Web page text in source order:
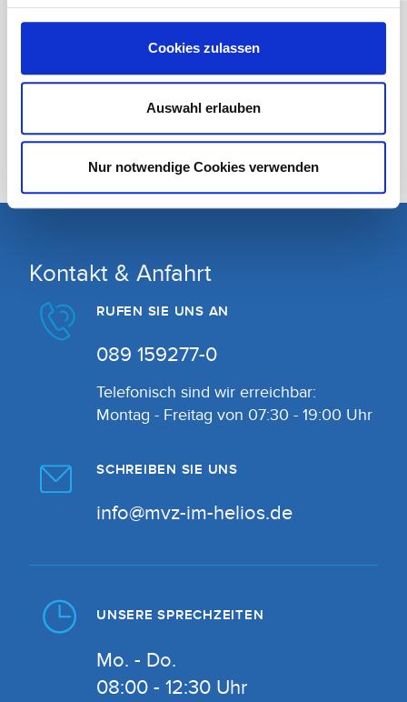
Cookies zulassen
Auswahl erlauben
Nur notwendige Cookies verwenden
Alle Beiträge ansehen
Kontakt & Anfahrt
RUFEN SIE UNS AN
089 159277-0
Telefonisch sind wir erreichbar:
Montag - Freitag von 07:30 - 19:00 Uhr
SCHREIBEN SIE UNS
info@mvz-im-helios.de
UNSERE SPRECHZEITEN
Mo. - Do.
08:00 - 12:30 Uhr